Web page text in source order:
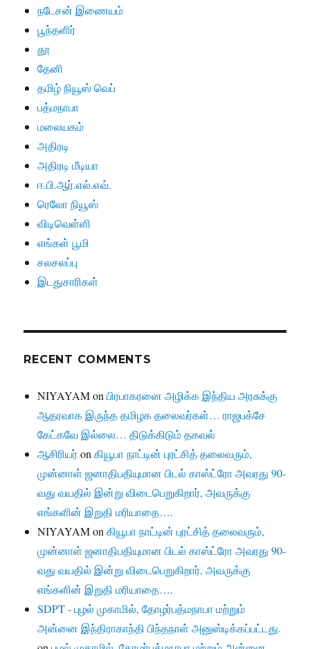
நடேசன் இணையம்
பூந்தளிர்
தூ
தேனி
தமிழ் நியூஸ் வெப்
பத்மநாபா
மலையகம்
அதிரடி
அதிரடி மீடியா
ஈ.பி.ஆர்.எல்.எவ்.
ரெலோ நியூஸ்
விடிவெள்ளி
எங்கள் பூமி
சலசலப்பு
இடதுசாரிகள்
RECENT COMMENTS
NIYAYAMonபிரபாகரனை அழிக்க இந்திய அரசுக்கு
ஆதரவாக இருந்த தமிழக தலைவர்கள்… ராஜபக்சே
கேட்கவே இல்லை… திடுக்கிடும் தகவல்
ஆசிரியர்onகியூபா நாட்டின் புரட்சித் தலைவரும்,
முன்னாள் ஜனாதிபதியுமான பிடல் காஸ்ட்ரோ அவரது 90-
வது வயதில் இன்று விடைபெறுகிறார், அவருக்கு
எங்களின் இறுதி மரியாதை….
NIYAYAMonகியூபா நாட்டின் புரட்சித் தலைவரும்,
முன்னாள் ஜனாதிபதியுமான பிடல் காஸ்ட்ரோ அவரது 90-
வது வயதில் இன்று விடைபெறுகிறார், அவருக்கு
எங்களின் இறுதி மரியாதை….
SDPT - புழல் முகாமில், தோழர்பத்மநாபா மற்றும்
அன்னை இந்திராகாந்தி பிந்தநாள் அனுஸ்டிக்கப்பட்டது.